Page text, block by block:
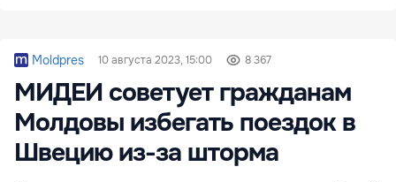
Moldpres 10 августа 2023, 15:00 8 367
МИДЕИ советует гражданам
Молдовы избегать поездок в
Швецию из-за шторма